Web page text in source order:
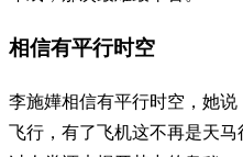
相信有平行时空
李施嬅相信有平行时空，她
飞行，有了飞机这不再是天